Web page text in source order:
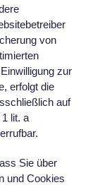
von
zur
erfolgt die
auf
lit. a
Sie über
und Cookies